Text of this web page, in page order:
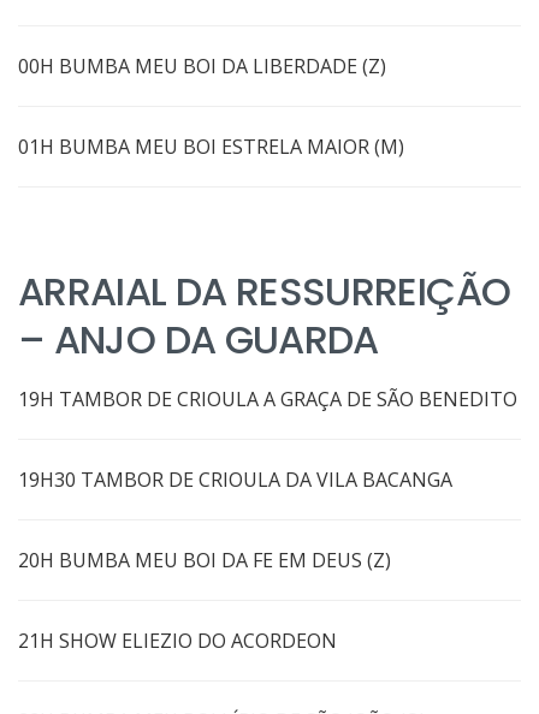
00H BUMBA MEU BOI DA LIBERDADE (Z)
01H BUMBA MEU BOI ESTRELA MAIOR (M)
ARRAIAL DA RESSURREIÇÃO
– ANJO DA GUARDA
19H TAMBOR DE CRIOULA A GRAÇA DE SÃO BENEDITO
19H30 TAMBOR DE CRIOULA DA VILA BACANGA
20H BUMBA MEU BOI DA FE EM DEUS (Z)
21H SHOW ELIEZIO DO ACORDEON